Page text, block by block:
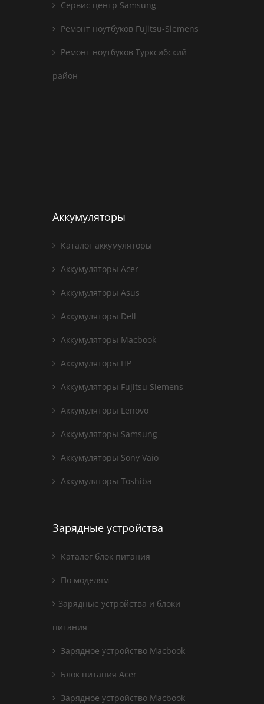
Сервис центр Samsung
Ремонт ноутбуков Fujitsu-Siemens
Ремонт ноутбуков Турксибский
район
Аккумуляторы
Каталог аккумуляторы
Аккумуляторы Acer
Аккумуляторы Asus
Аккумуляторы Dell
Аккумуляторы Macbook
Аккумуляторы HP
Аккумуляторы Fujitsu Siemens
Аккумуляторы Lenovo
Аккумуляторы Samsung
Аккумуляторы Sony Vaio
Аккумуляторы Toshiba
Зарядные устройства
Каталог блок питания
По моделям
Зарядные устройства и блоки
питания
Зарядное устройство Macbook
Блок питания Acer
Зарядное устройство Macbook